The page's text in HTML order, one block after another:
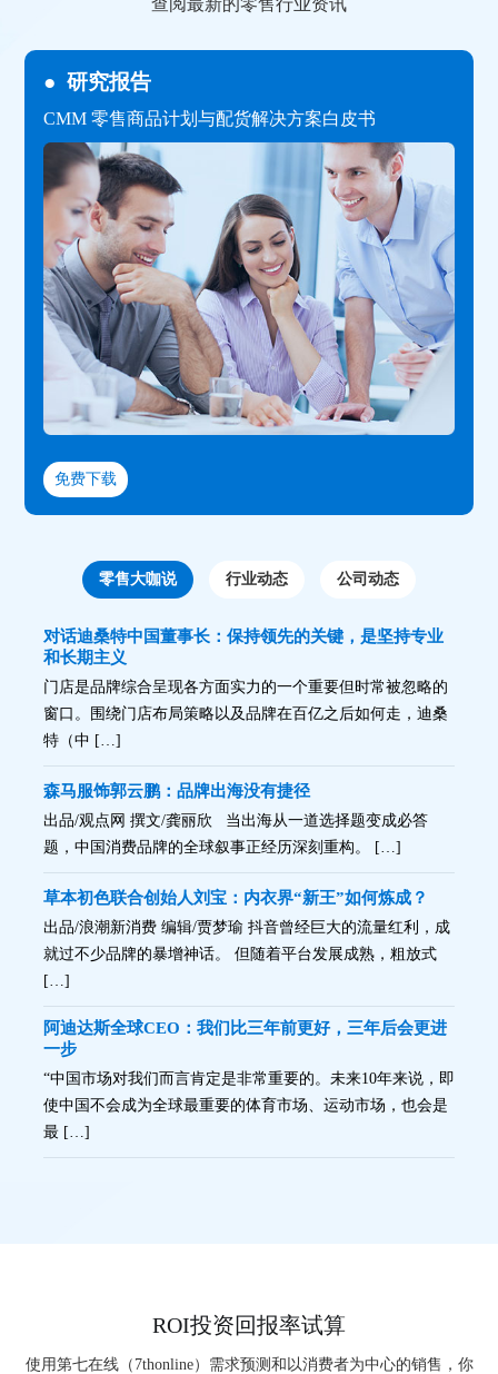
● 研究报告
CMM 零售商品计划与配货解决方案白皮书
免费下载
零售大咖说 行业动态 公司动态
对话迪桑特中国董事长：保持领先的关键，是坚持专业
和长期主义
门店是品牌综合呈现各方面实力的一个重要但时常被忽略的
窗口。围绕门店布局策略以及品牌在百亿之后如何走，迪桑
特（中 […]
森马服饰郭云鹏：品牌出海没有捷径
出品/观点网 撰文/龚丽欣 当出海从一道选择题变成必答
题，中国消费品牌的全球叙事正经历深刻重构。 […]
草本初色联合创始人刘宝：内衣界“新王”如何炼成？
出品/浪潮新消费 编辑/贾梦瑜 抖音曾经巨大的流量红利，成
就过不少品牌的暴增神话。 但随着平台发展成熟，粗放式
[…]
阿迪达斯全球CEO：我们比三年前更好，三年后会更进
一步
“中国市场对我们而言肯定是非常重要的。未来10年来说，即
使中国不会成为全球最重要的体育市场、运动市场，也会是
最 […]
ROI投资回报率试算
使用第七在线（7thonline）需求预测和以消费者为中心的销售，你